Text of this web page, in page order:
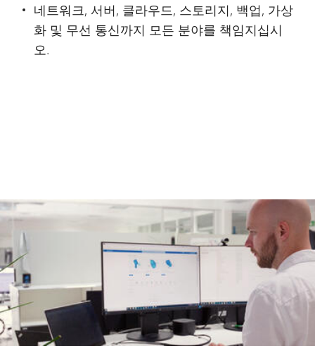
네트워크, 서버, 클라우드, 스토리지, 백업, 가상
화 및 무선 통신까지 모든 분야를 책임지십시
오.